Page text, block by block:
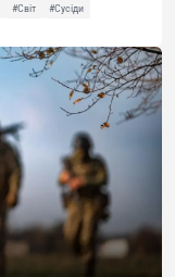
#Світ
#Сусіди